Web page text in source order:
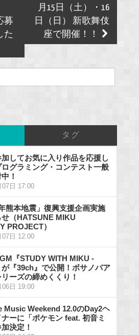
募
た
月15日（土）・16
日（日） 新歌舞伎
座で開催！！
タグ
してお気に入り作品を応援し
ログラミング・コンテスト一般
！
07日 17:00
熊本地震」復興支援企画実施
（HATSUNE MIKU
PROJECT）
07日 12:00
『STUDY WITH MIKU -
『39ch』で公開！ボサノバア
ーズの締めくくり！
06日 19:00
Music Weekend 12.0のDay2ヘ
ーに「ポケモン feat. 初音ミ
決定！